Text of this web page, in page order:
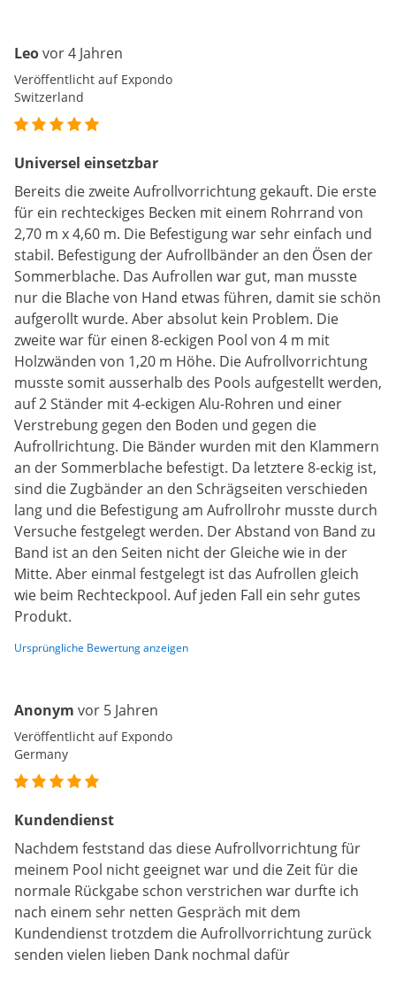
Leovor 4 Jahren
Veröffentlicht auf Expondo
Switzerland
Universel einsetzbar
Bereits die zweite Aufrollvorrichtung gekauft. Die erste
für ein rechteckiges Becken mit einem Rohrrand von
2,70 m x 4,60 m. Die Befestigung war sehr einfach und
stabil. Befestigung der Aufrollbänder an den Ösen der
Sommerblache. Das Aufrollen war gut, man musste
nur die Blache von Hand etwas führen, damit sie schön
aufgerollt wurde. Aber absolut kein Problem. Die
zweite war für einen 8-eckigen Pool von 4 m mit
Holzwänden von 1,20 m Höhe. Die Aufrollvorrichtung
musste somit ausserhalb des Pools aufgestellt werden,
auf 2 Ständer mit 4-eckigen Alu-Rohren und einer
Verstrebung gegen den Boden und gegen die
Aufrollrichtung. Die Bänder wurden mit den Klammern
an der Sommerblache befestigt. Da letztere 8-eckig ist,
sind die Zugbänder an den Schrägseiten verschieden
lang und die Befestigung am Aufrollrohr musste durch
Versuche festgelegt werden. Der Abstand von Band zu
Band ist an den Seiten nicht der Gleiche wie in der
Mitte. Aber einmal festgelegt ist das Aufrollen gleich
wie beim Rechteckpool. Auf jeden Fall ein sehr gutes
Produkt.
Ursprüngliche Bewertung anzeigen
Anonym vor 5 Jahren
Veröffentlicht auf Expondo
Germany
Kundendienst
Nachdem feststand das diese Aufrollvorrichtung für
meinem Pool nicht geeignet war und die Zeit für die
normale Rückgabe schon verstrichen war durfte ich
nach einem sehr netten Gespräch mit dem
Kundendienst trotzdem die Aufrollvorrichtung zurück
senden vielen lieben Dank nochmal dafür